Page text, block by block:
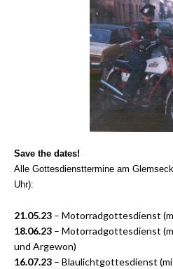
Save the dates!
Alle Gottesdiensttermine am
Uhr):
21.05.23 – Motorradgottesdienst
18.06.23 – Motorradgottesdienst
und Argewon)
16.07.23 – Blaulichtgottesdienst